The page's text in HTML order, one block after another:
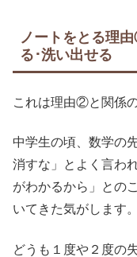
ノートをとる理
る･洗い出せる
これは理由②と関係
中学生の頃、数学の
消すな」とよく言わ
がわかるから」との
いてきた気がします。
どうも１度や２度の